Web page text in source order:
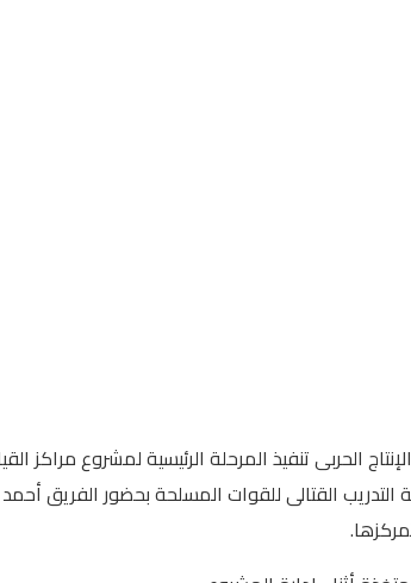
القتالى للقوات المسلحة بحضور الفريق